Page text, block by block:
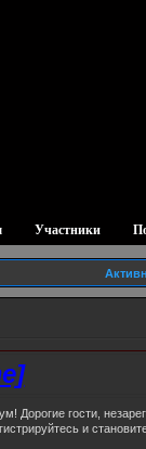
Участники
Дорогие гости,
и